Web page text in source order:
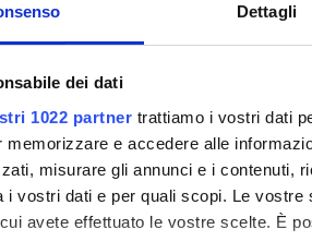
Dettagli
dei dati
1022 partner trattiamo i vostri dati
memorizzare e accedere alle
misurare gli annunci e i contenuti,
i vostri dati e per quali scopi. Le
avete effettuato le vostre scelte. È
Crediti
1
Periodo
1 SEMESTRE PROFESSIONI
Docenti
Ilaria Pierpaola Dal Prà